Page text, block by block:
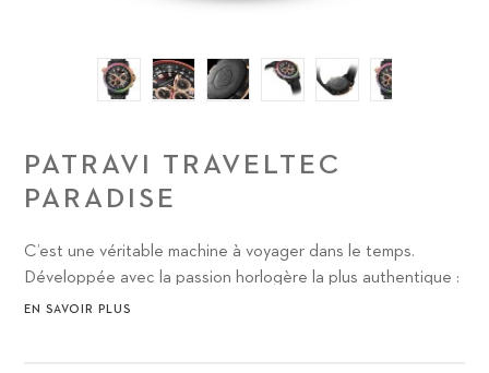
PATRAVI TRAVELTEC
PARADISE
C’est une véritable machine à voyager dans le temps.
Développée avec la passion horlogère la plus authentique :
forte en caractère, imposante, et pourtant harmonieuse.
EN SAVOIR PLUS